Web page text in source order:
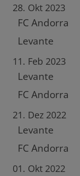
28. Okt 2023
FC Andorra
Levante
11. Feb 2023
Levante
FC Andorra
21. Dez 2022
Levante
FC Andorra
01. Okt 2022